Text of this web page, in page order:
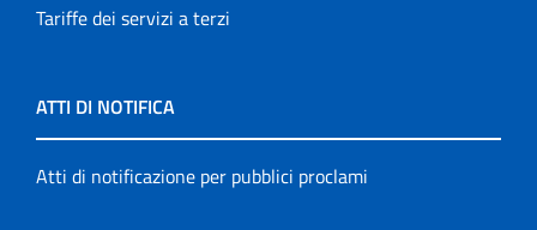
Tariffe dei servizi a terzi
ATTI DI NOTIFICA
Atti di notificazione per pubblici proclami